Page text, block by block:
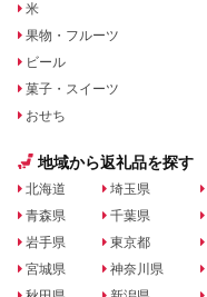
米
果物・フルーツ
ビール
菓子・スイーツ
おせち
地域から返礼品を探す
北海道
青森県
岩手県
宮城県
埼玉県
千葉県
東京都
神奈川県